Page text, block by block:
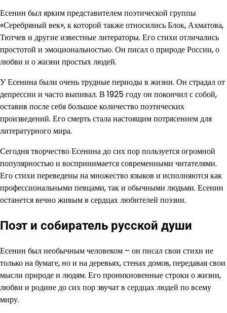
Есенин был ярким представителем поэтической группы
«Серебряный век», к которой также относились Блок, Ахматова,
Тютчев и другие известные литераторы. Его стихи отличались
простотой и эмоциональностью. Он писал о природе России, о
любви и о жизни простых людей.
У Есенина были очень трудные периоды в жизни. Он страдал от
депрессии и часто выпивал. В 1925 году он покончил с собой,
оставив после себя большое количество поэтических
произведений. Его смерть стала настоящим потрясением для
литературного мира.
Сегодня творчество Есенина до сих пор пользуется огромной
популярностью и воспринимается современными читателями.
Его стихи переведены на множество языков и исполняются как
профессиональными певцами, так и обычными людьми. Есенин
останется вечно живым в сердцах любителей поэзии.
Поэт и собиратель русской души
Есенин был необычным человеком – он писал свои стихи не
только на бумаге, но и на деревьях, стенах домов, передавая свои
мысли природе и людям. Его проникновенные строки о жизни,
любви и родине до сих пор звучат в сердцах людей по всему
миру.